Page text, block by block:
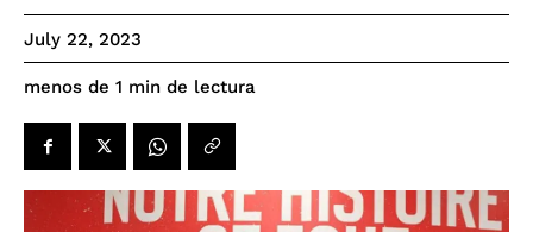
July 22, 2023
menos de 1 min de lectura